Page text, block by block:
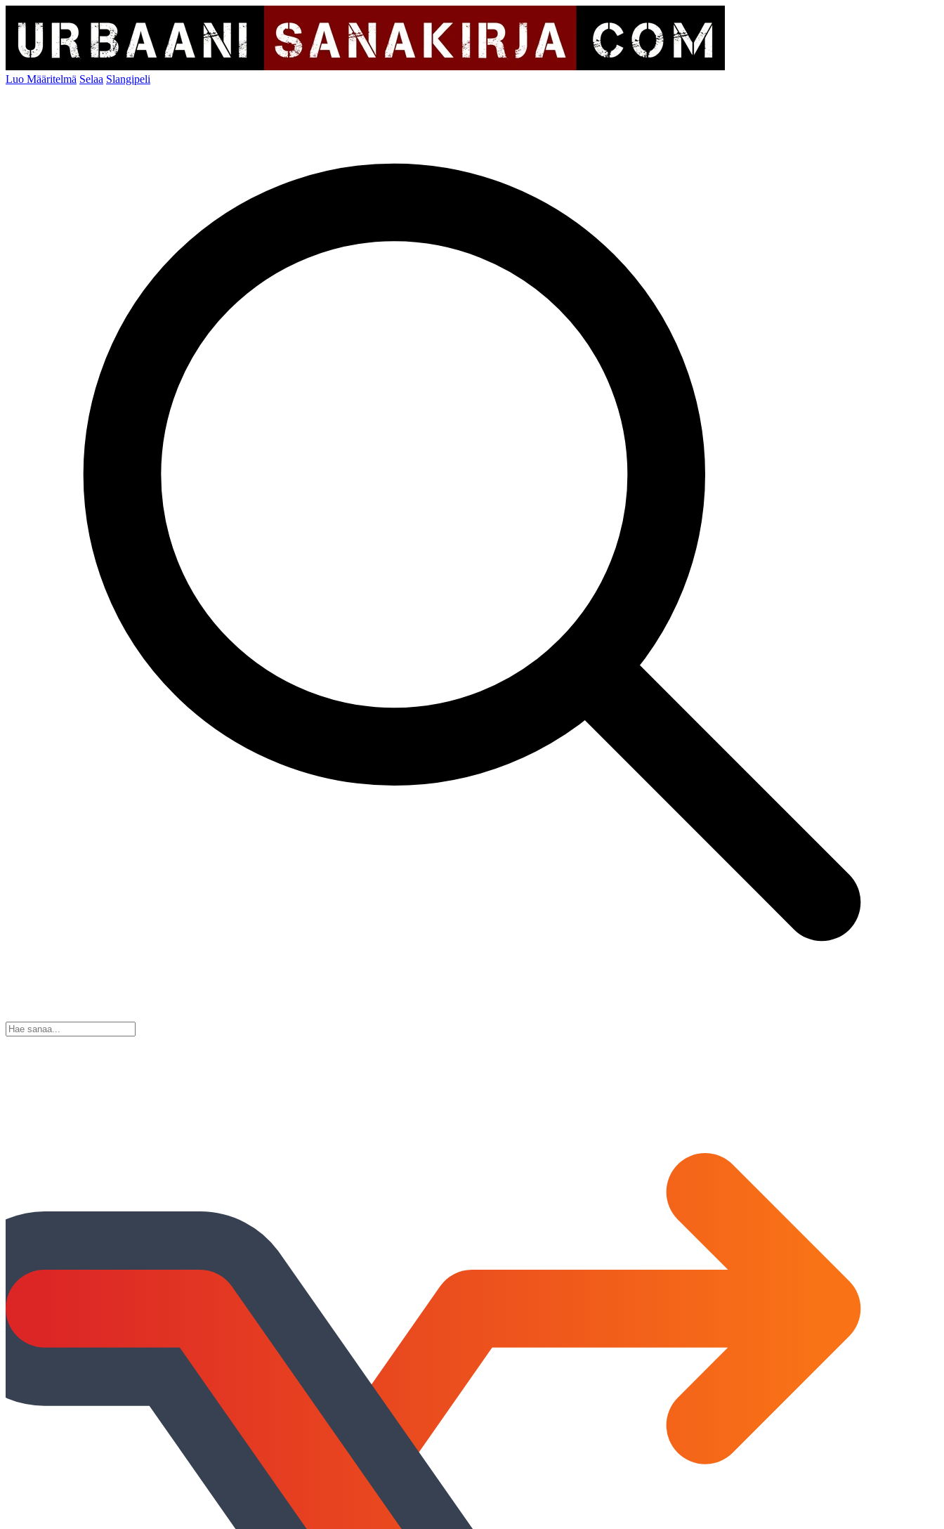
Luo Määritelmä Selaa Slangipeli